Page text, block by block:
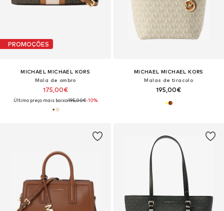
PROMOÇÕES
MICHAEL MICHAEL KORS
Mala de ombro
175,00€
Último preço mais baixo:195,00€-10%
MICHAEL MICHAEL KORS
Malas de tiracolo
195,00€